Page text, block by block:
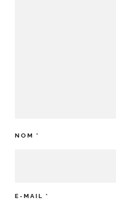
NOM *
E-MAIL *